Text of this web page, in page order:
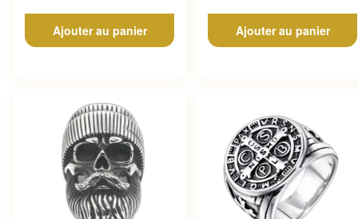
Ajouter au panier Ajouter au panier